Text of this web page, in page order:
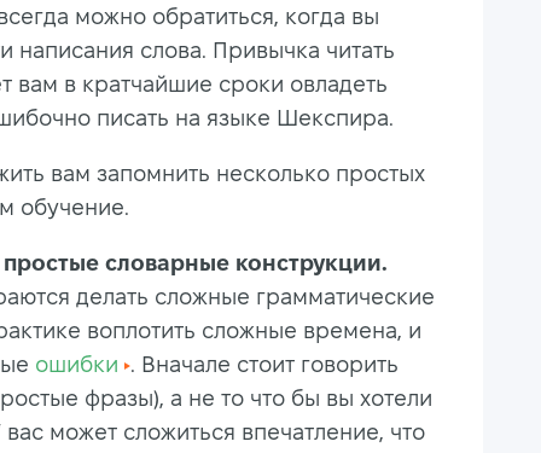
можно обратиться, когда вы
написания слова. Привычка читать
вам в кратчайшие сроки овладеть
писать на языке Шекспира.
вам запомнить несколько простых
обучение.
словарные конструкции.
делать сложные грамматические
воплотить сложные времена, и
ошибки
. Вначале стоит говорить
фразы), а не то что бы вы хотели
может сложиться впечатление, что